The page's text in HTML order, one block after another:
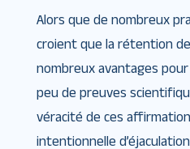
Alors que de nombreux
croient que la rétention
nombreux avantages
peu de preuves
véracité de ces
intentionnelle